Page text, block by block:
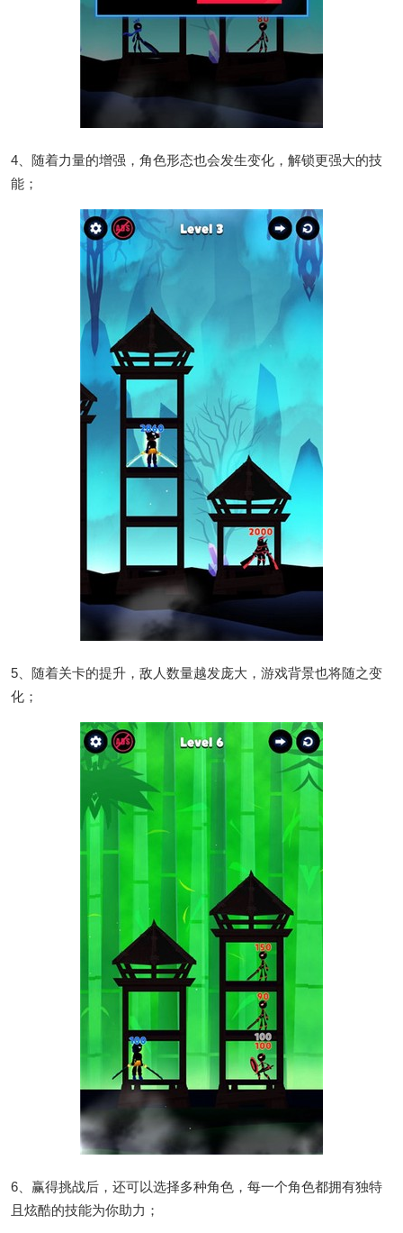
4、随着力量的增强，角色形态也会发生变化，解锁更强大的技
能；
5、随着关卡的提升，敌人数量越发庞大，游戏背景也将随之变
化；
6、赢得挑战后，还可以选择多种角色，每一个角色都拥有独特
且炫酷的技能为你助力；